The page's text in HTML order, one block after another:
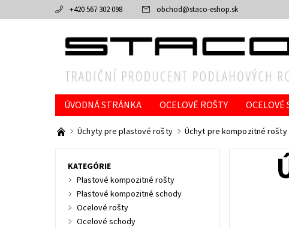
+420 567 302 098 obchod@staco-eshop.sk
ÚVODNÁ STRÁNKA OCELOVÉ ROŠTY OCELOVÉ
ÚCHYTY PRE OCEĽOVÉ ROŠTY
ÚCHYTY PRE
Úchyty pre plastové rošty Úchyt pre kompozitné rošty
KATEGÓRIE
Plastové kompozitné rošty
Plastové kompozitné schody
Ocelové rošty
Ocelové schody